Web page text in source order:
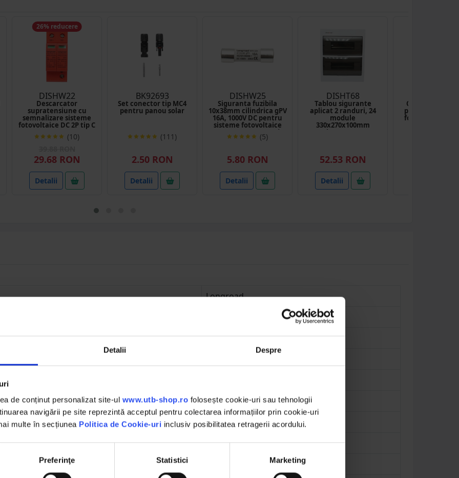
Detalii Despre
de conținut personalizat site-ul www.utb-shop.ro folosește cookie-uri sau tehnologii
navigării pe site reprezintă acceptul pentru colectarea informațiilor prin cookie-uri
multe în secțiunea Politica de Cookie-uri inclusiv posibilitatea retragerii acordului.
Preferinţe Statistici Marketing
26% reducere
DISHW22
Descarcator
supratensiune cu
semnalizare sisteme
fotovoltaice DC 2P tip C
500VDC LRSPD2-DC5-
20KA Longroad
(10)
29.68 RON
Detalii
BK92693
Set conector tip MC4
pentru panou solar
(111)
2.50 RON
Detalii
DISHW25
Siguranta fuzibila
10x38mm cilindrica gPV
16A, 1000V DC pentru
sisteme fotovoltaice
RFPV-32H Longroad
(5)
5.80 RON
Detalii
DISHT68
Tablou sigurante
aplicat 2 randuri, 24
module
330x270x100mm
Breckner Germany
52.53 RON
Detalii
Clema capat
prinderi panou
fotovoltaic
Longroad
SPD DC
20kA (8/20µs)
40kA (8/20µs)
≤ 3.6 kV